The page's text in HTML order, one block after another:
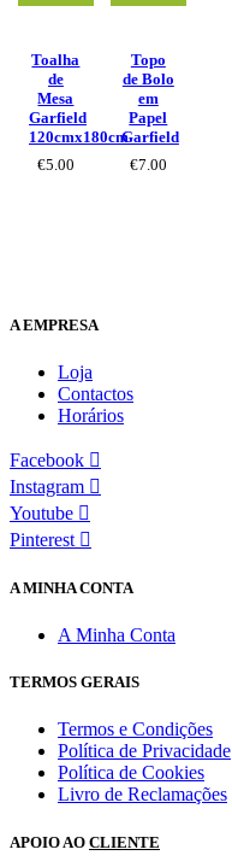
Toalha
de
Mesa
Garfield
120cmx180cm
€5.00
Topo
de Bolo
em
Papel
Garfield
€7.00
A EMPRESA
Loja
Contactos
Horários
Facebook
Instagram
Youtube
Pinterest
A MINHA CONTA
A Minha Conta
TERMOS GERAIS
Termos e Condições
Política de Privacidade
Política de Cookies
Livro de Reclamações
APOIO AO CLIENTE